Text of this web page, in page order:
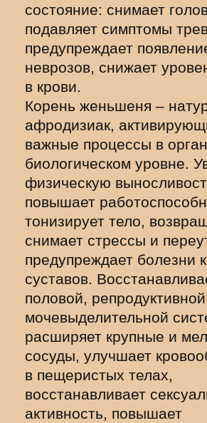
состояние: снимает
подавляет симптомы
предупреждает
неврозов, снижает
в крови.
Корень женьшеня –
афродизиак,
важные процессы в
биологическом уровне.
физическую
повышает
тонизирует тело,
снимает стрессы и
предупреждает болезни
суставов.
половой,
мочевыделительной
расширяет крупные и
сосуды, улучшает
в пещеристых телах,
восстанавливает
активность, повышает